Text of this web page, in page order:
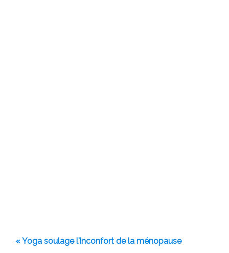
« Yoga soulage l'inconfort de la ménopause